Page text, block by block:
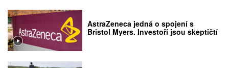
AstraZeneca jedná o spojení s
Bristol Myers. Investoři jsou skeptičtí